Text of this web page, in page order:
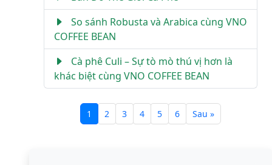
So sánh Robusta và Arabica cùng VNO
COFFEE BEAN
Cà phê Culi – Sự tò mò thú vị hơn là
khác biệt cùng VNO COFFEE BEAN
1 2 3 4 5 6 Sau »